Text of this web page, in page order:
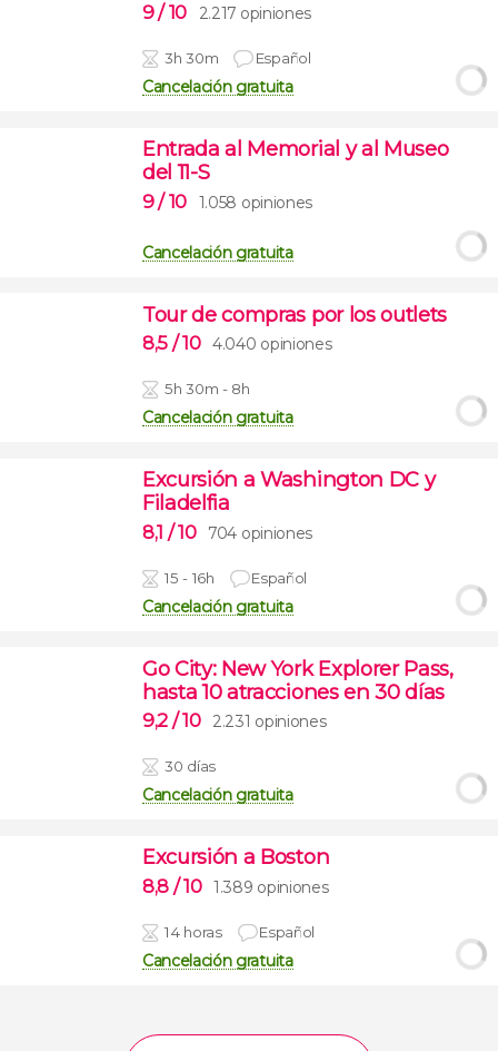
9/ 10 2.217 opiniones
3h 30m Español
Cancelación gratuita
Entrada al Memorial y al Museo
del 11-S
9/ 10 1.058 opiniones
Cancelación gratuita
Tour de compras por los outlets
8,5 / 10 4.040 opiniones
5h 30m - 8h
Cancelación gratuita
Excursión a Washington DC y
Filadelfia
8,1 / 10 704 opiniones
15 - 16h Español
Cancelación gratuita
Go City: New York Explorer Pass,
hasta 10 atracciones en 30 días
9,2 / 10 2.231 opiniones
30 días
Cancelación gratuita
Excursión a Boston
8,8 / 10 1.389 opiniones
14 horas Español
Cancelación gratuita